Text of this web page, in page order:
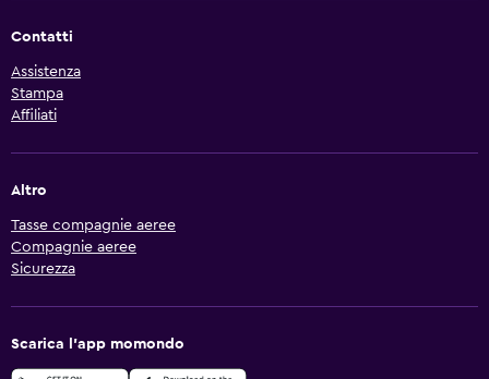
Contatti
Assistenza
Stampa
Affiliati
Altro
Tasse compagnie aeree
Compagnie aeree
Sicurezza
Scarica l'app momondo